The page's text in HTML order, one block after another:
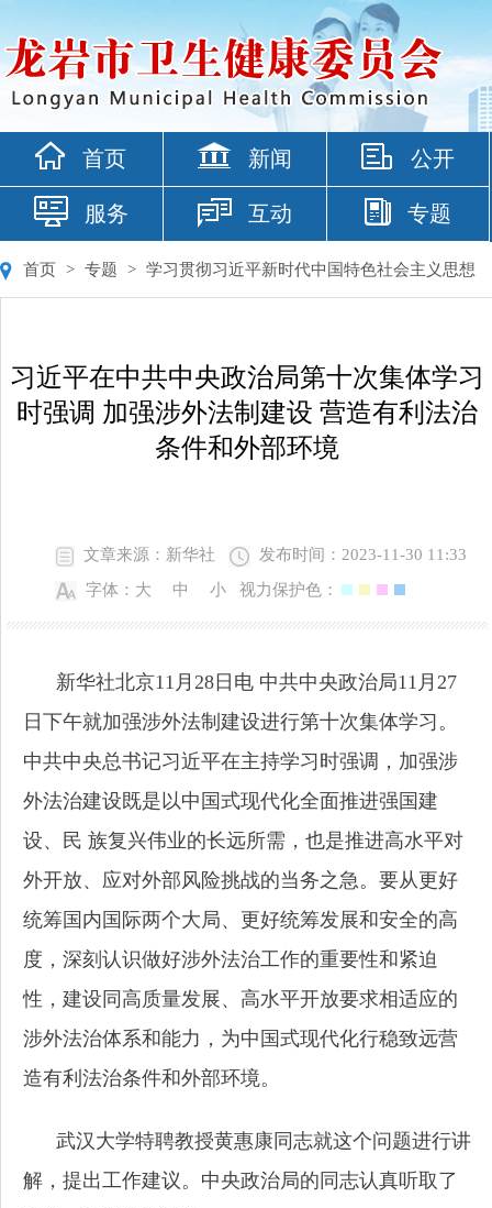
首页 新闻 公开
服务 互动 专题
首页 > 专题 > 学习贯彻习近平新时代中国特色社会主义思想
习近平在中共中央政治局第十次集体学习
时强调 加强涉外法制建设 营造有利法治
条件和外部环境
文章来源：新华社
发布时间：2023-11-30 11:33
字体： 大 中 小 视力保护色：
新华社北京11月28日电 中共中央政治局11月27
日下午就加强涉外法制建设进行第十次集体学习。
中共中央总书记习近平在主持学习时强调，加强涉
外法治建设既是以中国式现代化全面推进强国建
设、民 族复兴伟业的长远所需，也是推进高水平对
外开放、应对外部风险挑战的当务之急。要从更好
统筹国内国际两个大局、更好统筹发展和安全的高
度，深刻认识做好涉外法治工作的重要性和紧迫
性，建设同高质量发展、高水平开放要求相适应的
涉外法治体系和能力，为中国式现代化行稳致远营
造有利法治条件和外部环境。
武汉大学特聘教授黄惠康同志就这个问题进行讲
解，提出工作建议。中央政治局的同志认真听取了